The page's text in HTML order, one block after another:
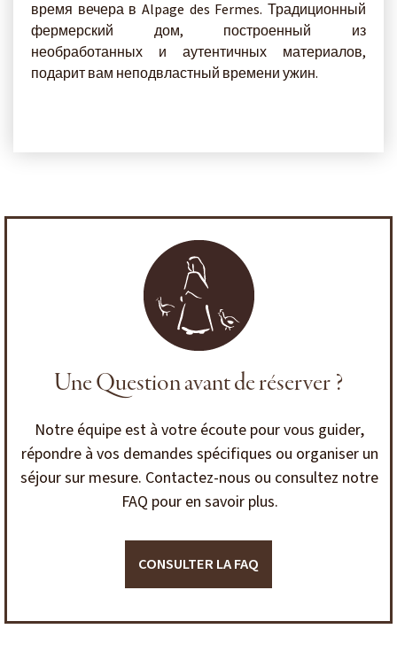
время вечера в Alpage des Fermes. Традиционный
фермерский дом, построенный из
необработанных и аутентичных материалов,
подарит вам неподвластный времени ужин.
Une Question avant de réserver ?
Notre équipe est à votre écoute pour vous guider,
répondre à vos demandes spécifiques ou organiser un
séjour sur mesure. Contactez-nous ou consultez notre
FAQ pour en savoir plus.
CONSULTER LA FAQ